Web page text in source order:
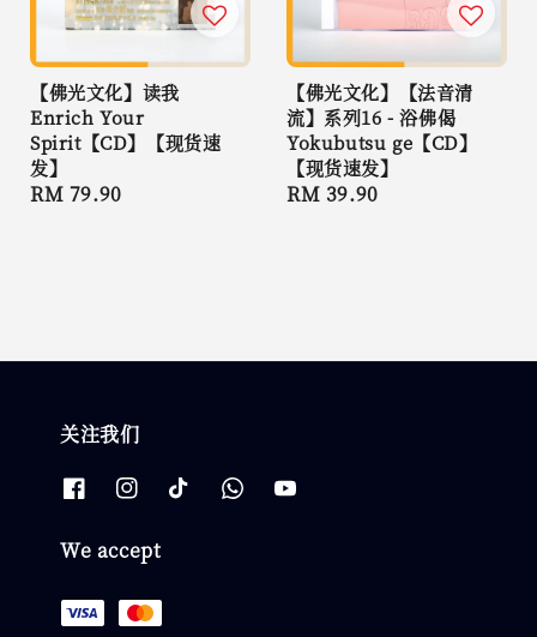
【佛光文化】读我
Enrich Your
Spirit【CD】【现货速
发】
Regular
RM 79.90
【佛光文化】【法音清
流】系列16 - 浴佛偈
Yokubutsu ge【CD】
【现货速发】
Regular
RM 39.90
关注我们
We accept